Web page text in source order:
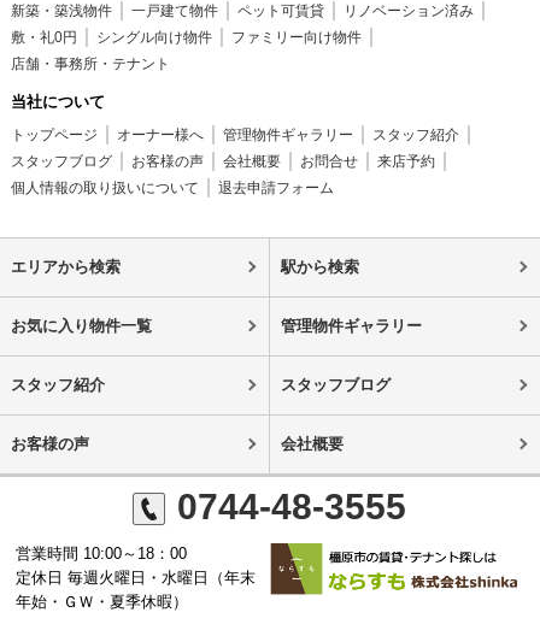
新築・築浅物件 一戸建て物件 ペット可賃貸
リノベーション済み
敷・礼0円
シングル向け物件
ファミリー向け物件
店舗・事務所・テナント
当社について
トップページ オーナー様へ 管理物件ギャラリー
スタッフ紹介
スタッフブログ
お客様の声 会社概要 お問合せ
来店予約
個人情報の取り扱いについて
退去申請フォーム
エリアから検索 駅から検索
お気に入り物件一覧 管理物件ギャラリー
スタッフ紹介 スタッフブログ
お客様の声 会社概要
0744-48-3555
営業時間 10:00～18：00
定休日 毎週火曜日・水曜日（年末
年始・ＧＷ・夏季休暇）